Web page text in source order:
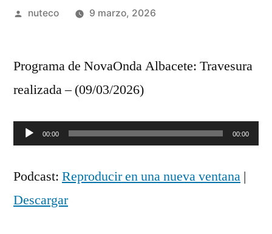
Publicada
nuteco 9 marzo, 2026
Programa de NovaOnda Albacete: Travesura
realizada – (09/03/2026)
Reproductor
audio
00:00 00:00
Podcast: Reproducir en una nueva ventana |
Descargar